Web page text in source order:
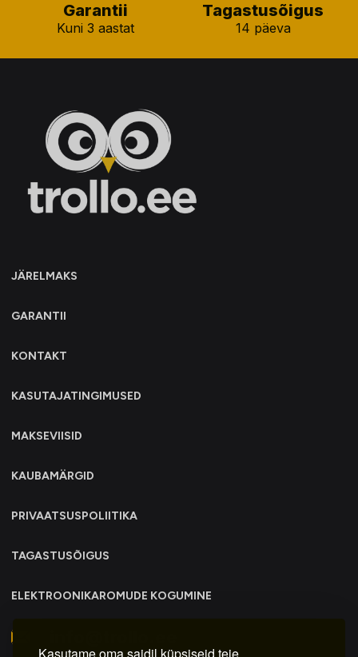
Garantii
Kuni 3 aastat
Tagastusõigus
14 päeva
JÄRELMAKS
GARANTII
KONTAKT
KASUTAJATINGIMUSED
MAKSEVIISID
KAUBAMÄRGID
PRIVAATSUSPOLIITIKA
TAGASTUSÕIGUS
ELEKTROONIKAROMUDE KOGUMINE